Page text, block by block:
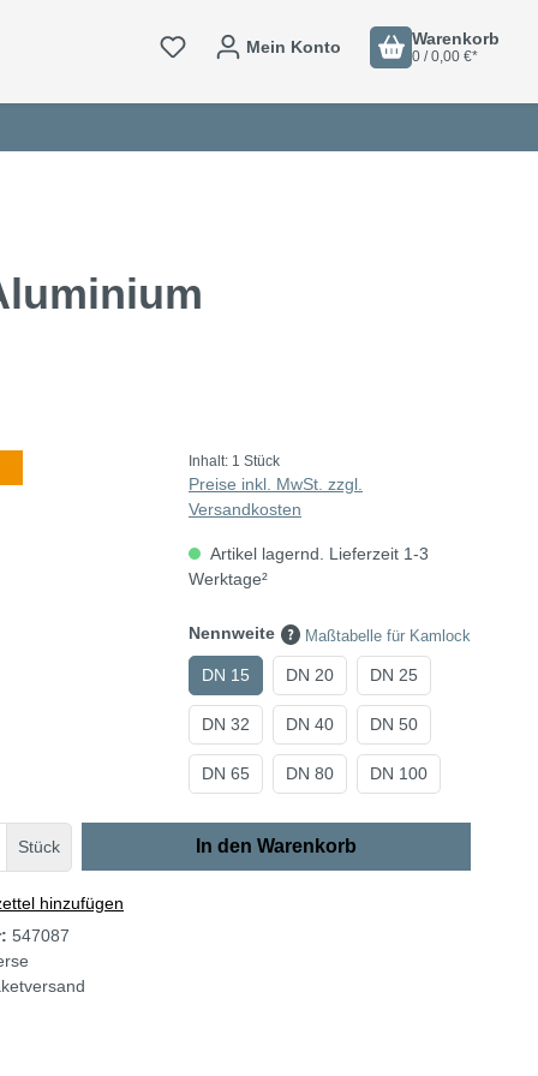
Mein Konto Warenkorb
0 / 0,00 €*
Inhalt: 1 Stück
Preise inkl. MwSt. zzgl.
Versandkosten
Artikel lagernd. Lieferzeit 1-3
Werktage²
Nennweite Maßtabelle für Kamlock
DN 15 DN 20 DN 25
DN 32 DN 40 DN 50
DN 65 DN 80 DN 100
Stück In den Warenkorb
hinzufügen
547087